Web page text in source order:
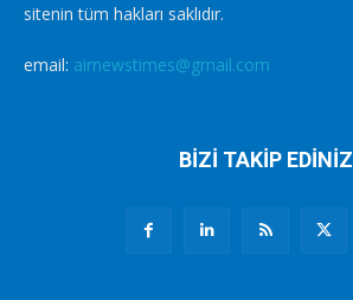
sitenin tüm hakları saklıdır.
email: airnewstimes@gmail.com
BİZİ TAKİP EDİNİZ